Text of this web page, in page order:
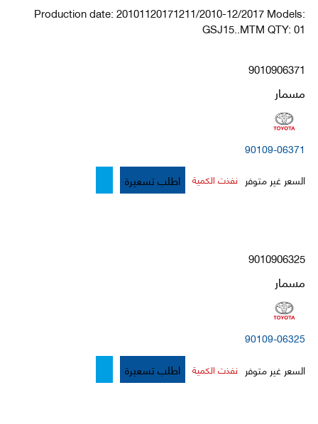
Production date: 20101120171211/2010-12/2017 Models:
GSJ15..MTM QTY: 01
9010906371
مسمار
90109-06371
السعر غير متوفر نفذت الكمية اطلب تسعيرة
9010906325
مسمار
90109-06325
السعر غير متوفر نفذت الكمية اطلب تسعيرة